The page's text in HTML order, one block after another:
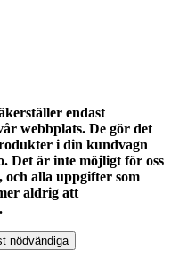
endast
webbplats. De gör det
i din kundvagn
Det är inte möjligt för oss
och alla uppgifter som
aldrig att
nödvändiga